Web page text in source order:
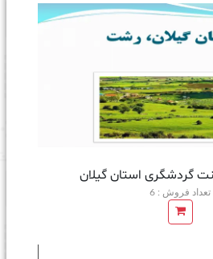
گردشگری استان گیلان
تعداد فروش : 6